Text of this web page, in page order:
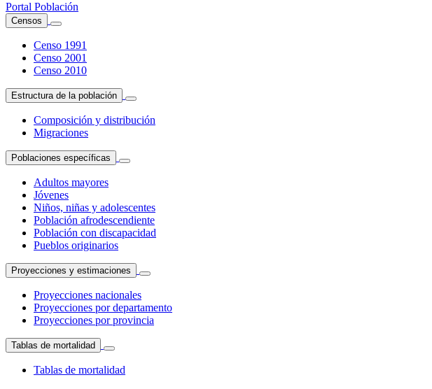
Portal Población
Censos
Censo 1991
Censo 2001
Censo 2010
Estructura de la población
Composición y distribución
Migraciones
Poblaciones específicas
Adultos mayores
Jóvenes
Niños, niñas y adolescentes
Población afrodescendiente
Población con discapacidad
Pueblos originarios
Proyecciones y estimaciones
Proyecciones nacionales
Proyecciones por departamento
Proyecciones por provincia
Tablas de mortalidad
Tablas de mortalidad